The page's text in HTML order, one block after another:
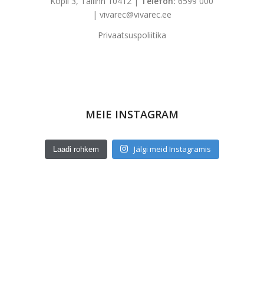
| vivarec@vivarec.ee
Privaatsuspoliitika
MEIE INSTAGRAM
Laadi rohkem Jälgi meid Instagramis